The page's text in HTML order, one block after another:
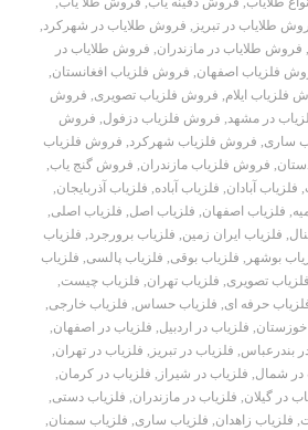
طلایاب در تبریز , فروش طلایاب در شهرکرد,
, فروش طلایاب در مازندران, فروش طلایاب در
فلزیاب اصفهان, فروش فلزیاب افغانستان,
فلزیاب ایلام, فروش فلزیاب تصویری, فروش
در مشهد, فروش فلزیاب دزفول, فروش
ساری, فروش فلزیاب شهرکرد, فروش فلزیاب
, فروش فلزیاب مازندران, فروش گنج یاب,
, فلزیاب آبادان, فلزیاب آباده, فلزیاب آذربایجان,
, فلزیاب اصفهان, فلزیاب اصل, فلزیاب اصلی,
, فلزیاب ایران زمین, فلزیاب برورجرد, فلزیاب
بوشهر , فلزیاب بوقی, فلزیاب پالسی, فلزیاب
فلزیاب تصویری, فلزیاب تهران, فلزیاب چیست,
حرفه ای, فلزیاب حساس, فلزیاب خارجی,
خوزستان, فلزیاب در اردبیل, فلزیاب در اصفهان,
بندرعباس, فلزیاب در تبریز , فلزیاب در تهران,
در شمال, فلزیاب در شیراز , فلزیاب در کرمان,
در گیلان, فلزیاب در مازندران, فلزیاب دستی,
, فلزیاب زاهدان, فلزیاب ساری, فلزیاب سمنان,